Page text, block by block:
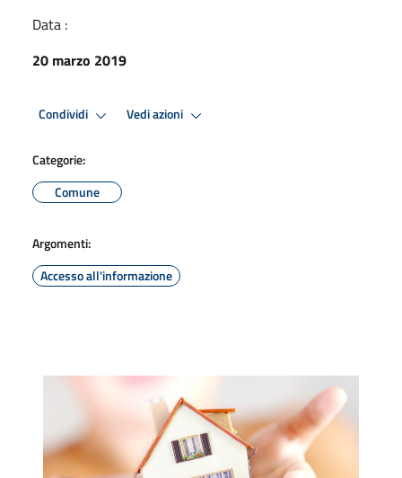
Data :
20 marzo 2019
Condividi Vedi azioni
Categorie:
Comune
Argomenti:
Accesso all'informazione